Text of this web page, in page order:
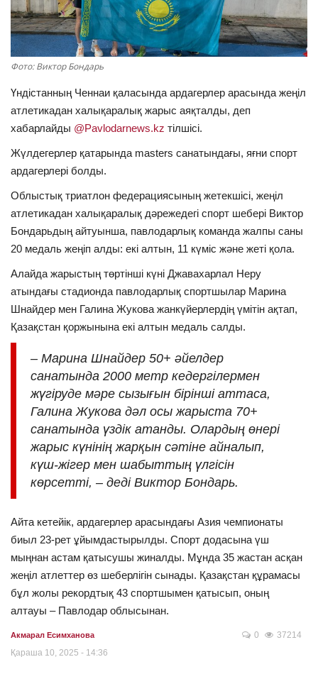
ОЙЫН-САУЫҚ
АРНАЙЫ ЖОБА
OFFICIAL
Құрылтай
Тілді тандаңыз
Қазақша Русский
Фото: Виктор Бондарь
Үндістанның Ченнаи қаласында ардагерлер арасында жеңіл
атлетикадан халықаралық жарыс аяқталды, деп
хабарлайды @Pavlodarnews.kz тілшісі.
Жүлдегерлер қатарында masters санатындағы, яғни спорт
ардагерлері болды.
Облыстық триатлон федерациясының жетекшісі, жеңіл
атлетикадан халықаралық дәрежедегі спорт шебері Виктор
Бондарьдың айтуынша, павлодарлық команда жалпы саны
20 медаль жеңіп алды: екі алтын, 11 күміс және жеті қола.
Алайда жарыстың төртінші күні Джавахарлал Неру
атындағы стадионда павлодарлық спортшылар Марина
Шнайдер мен Галина Жукова жанкүйерлердің үмітін ақтап,
Қазақстан қоржынына екі алтын медаль салды.
– Марина Шнайдер 50+ әйелдер
санатында 2000 метр кедергілермен
жүгіруде мәре сызығын бірінші аттаса,
Галина Жукова дәл осы жарыста 70+
санатында үздік атанды. Олардың өнері
жарыс күнінің жарқын сәтіне айналып,
күш-жігер мен шабыттың үлгісін
көрсетті, – деді Виктор Бондарь.
Айта кетейік, ардагерлер арасындағы Азия чемпионаты
биыл 23-рет ұйымдастырылды. Спорт додасына үш
мыңнан астам қатысушы жиналды. Мұнда 35 жастан асқан
жеңіл атлеттер өз шеберлігін сынады. Қазақстан құрамасы
бұл жолы рекордтық 43 спортшымен қатысып, оның
алтауы – Павлодар облысынан.
Акмарал Есимханова
Қараша 10, 2025 - 14:36
0 37214